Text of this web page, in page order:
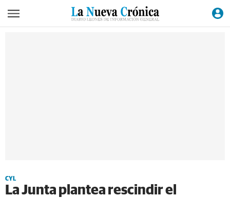
CYL
La Junta plantea rescindir el